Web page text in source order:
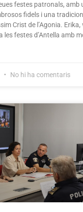
festes patronals, amb
fidels i una
Crist de l’Agonia. Erika,
les festes d’Antella amb
No hi ha comentaris